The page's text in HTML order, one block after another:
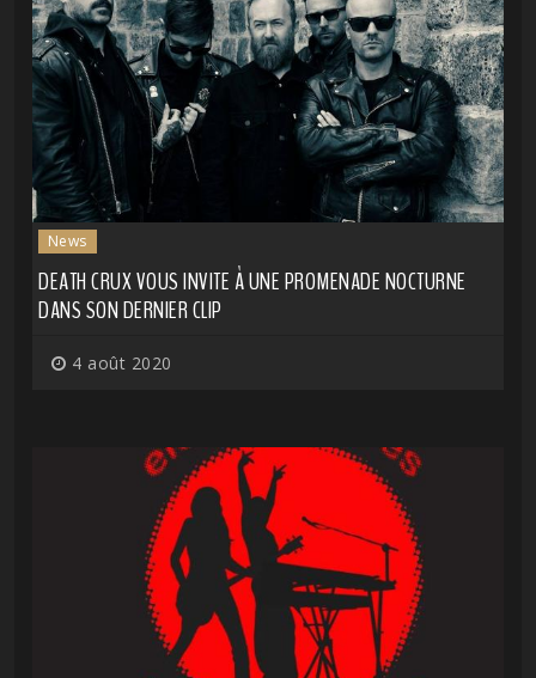
News
DEATH CRUX VOUS INVITE À UNE PROMENADE NOCTURNE
DANS SON DERNIER CLIP
4 août 2020